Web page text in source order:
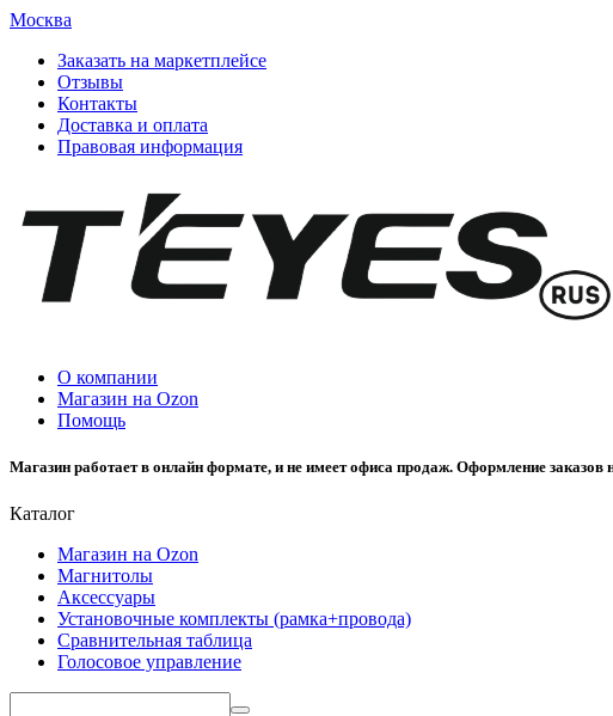
Москва
Заказать на маркетплейсе
Отзывы
Контакты
Доставка и оплата
Правовая информация
О компании
Магазин на Ozon
Помощь
Магазин работает в онлайн формате, и не имеет офиса продаж. Оформление
Каталог
Магазин на Ozon
Магнитолы
Аксессуары
Установочные комплекты (рамка+провода)
Сравнительная таблица
Голосовое управление